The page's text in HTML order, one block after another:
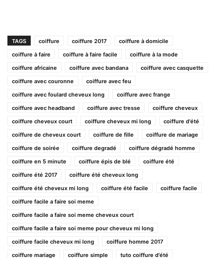
TAGS coiffure coiffure 2017
coiffure à domicile
coiffure à faire
coiffure à faire facile
coiffure à la mode
coiffure africaine
coiffure avec bandana
coiffure avec casquette
coiffure avec couronne
coiffure avec feu
coiffure avec foulard cheveux long
coiffure avec frange
coiffure avec headband
coiffure avec tresse
coiffure cheveux
coiffure cheveux court
coiffure cheveux mi long
coiffure d'été
coiffure de cheveux court
coiffure de fille
coiffure de mariage
coiffure de soirée
coiffure degradé
coiffure dégradé homme
coiffure en 5 minute
coiffure épis de blé
coiffure été
coiffure été 2017
coiffure été cheveux long
coiffure été cheveux mi long
coiffure été facile
coiffure facile
coiffure facile a faire soi meme
coiffure facile a faire soi meme cheveux court
coiffure facile a faire soi meme pour cheveux mi long
coiffure facile cheveux mi long
coiffure homme 2017
coiffure mariage
coiffure simple tuto coiffure d'été